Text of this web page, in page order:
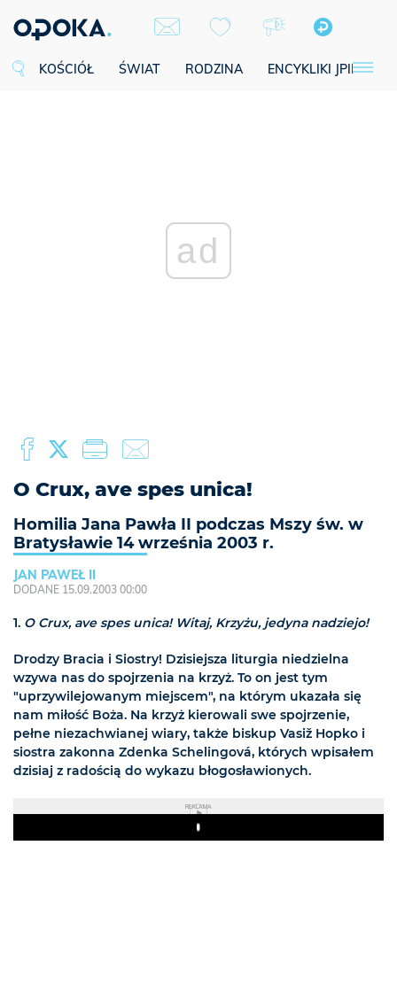
KOŚCIÓŁ ŚWIAT RODZINA ENCYKLIKI JPII
ad
O Crux, ave spes unica!
Homilia Jana Pawła II podczas Mszy św. w
Bratysławie 14 września 2003 r.
JAN PAWEŁ II
DODANE 15.09.2003 00:00
1. O Crux, ave spes unica! Witaj, Krzyżu, jedyna nadziejo!
Drodzy Bracia i Siostry! Dzisiejsza liturgia niedzielna
wzywa nas do spojrzenia na krzyż. To on jest tym
"uprzywilejowanym miejscem", na którym ukazała się
nam miłość Boża. Na krzyż kierowali swe spojrzenie,
pełne niezachwianej wiary, także biskup Vasiž Hopko i
siostra zakonna Zdenka Schelingová, których wpisałem
dzisiaj z radością do wykazu błogosławionych.
REKLAMA
Play